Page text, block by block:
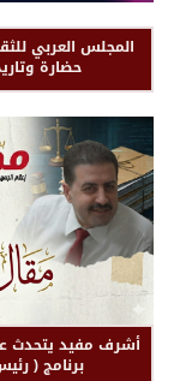
المجلس العربي
حضارة
أشرف مفيد يتحدث
برنامج (